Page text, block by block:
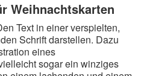
Weihnachtskarten
Text in einer verspielten,
Schrift darstellen. Dazu
eines
sogar ein winziges